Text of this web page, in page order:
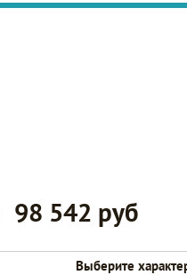
98 542 руб
Выберите